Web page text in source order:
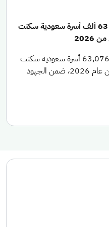
وزارة البلديات والإسكان: أكثر من 63 ألف أسرة سعودية سكنت
كشفت وزارة البلديات والإسكان أن 63,076 أسرة سعودية سكنت
مسكنها الأول خلال النصف الأول من عام 2026، ضمن الجهود